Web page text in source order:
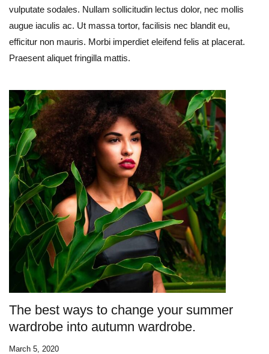
vulputate sodales. Nullam sollicitudin lectus dolor, nec mollis
augue iaculis ac. Ut massa tortor, facilisis nec blandit eu,
efficitur non mauris. Morbi imperdiet eleifend felis at placerat.
Praesent aliquet fringilla mattis.
The best ways to change your summer
wardrobe into autumn wardrobe.
March 5, 2020